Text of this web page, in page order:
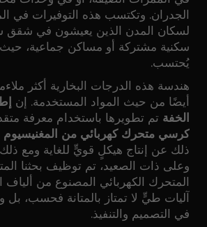
الجدران. وتكتسب هذه التوفيرات في
لسكان المدن الذين يعيشون في شقق
سكنية مشتركة أو مساكن جماعية،
يُحتسب.
هندسة هذه الدرجات البخارية أكثر
أيضًا من حيث المواد المستخدمة. إن
الخفة تم تطويرها باستخدام معرفة
كرسي متحرك كهربائي من المغنيسيوم
ذلك عن إنتاج هيكلٍ قويٍّ للغاية ومع
وعلى ذات الصعيد، تم توظيف بحثنا
المتحرك الكهربائي المصنوع من ألياف
آليات طيٍّ لا تمتاز بالمتانة فحسب، بل
في التصميم والتنفيذ.